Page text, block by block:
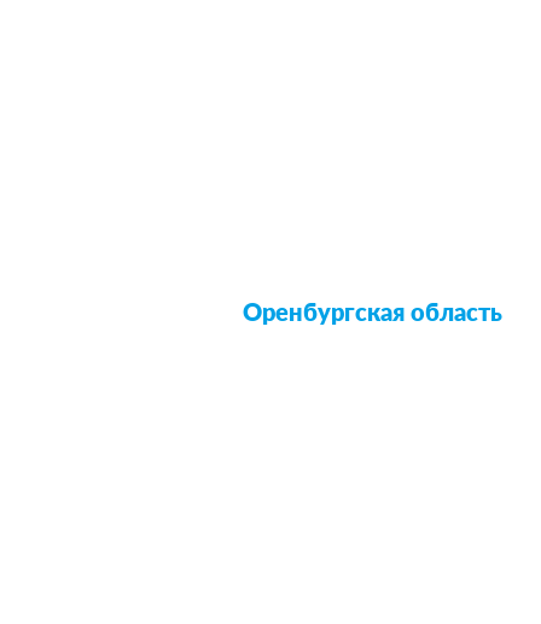
Оренбургская область